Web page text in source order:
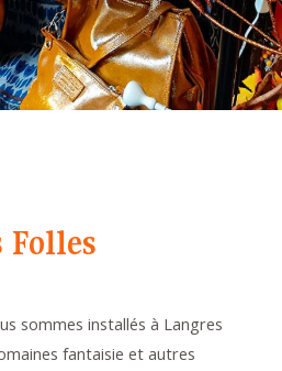
Folles
sommes installés à Langres
fantaisie et autres